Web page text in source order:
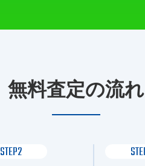
無料査定の流れ
STEP2